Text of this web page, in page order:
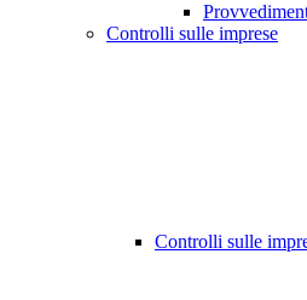
Controlli sulle imprese
Controlli sulle